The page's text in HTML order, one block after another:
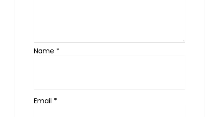
Name *
Email *